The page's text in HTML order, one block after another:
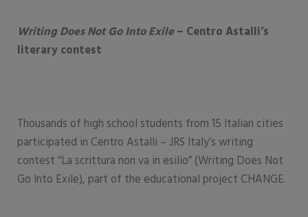
Writing Does Not Go Into Exile– Centro Astalli’s
literary contest
Thousands of high school students from 15 Italian cities
participated in Centro Astalli – JRS Italy’s writing
contest “La scrittura non va in esilio” (Writing Does Not
Go Into Exile), part of the educational project CHANGE.